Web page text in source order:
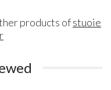
products ofstuoie